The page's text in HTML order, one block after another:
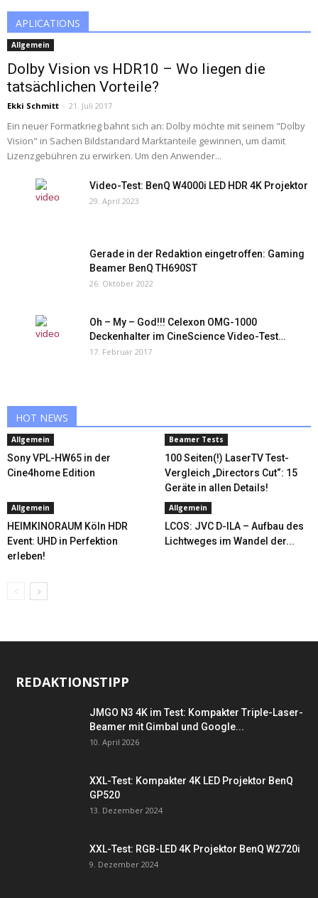
APLICATIONS
Allgemein
Dolby Vision vs HDR10 – Wo liegen die
tatsächlichen Vorteile?
Ekki Schmitt - 21. Juli 2017
Ein neuer Formatkrieg bahnt sich an: Dolby möchte mit seinem "Dolby
Vision" in Sachen Bildstandard Marktanteile gewinnen, um damit
Lizenzgebühren zu erwirken. Um den Anwender...
Video-Test: BenQ W4000i LED HDR 4K Projektor
29. April 2023
Gerade in der Redaktion eingetroffen: Gaming
Beamer BenQ TH690ST
26. Oktober 2022
Oh – My – God!!! Celexon OMG-1000
Deckenhalter im CineScience Video-Test…
17. Februar 2017
HOT NEWS
Allgemein
Sony VPL-HW65 in der
Cine4home Edition
Beamer Tests
100 Seiten(!) LaserTV Test-
Vergleich „Directors Cut“: 15
Geräte in allen Details!
Allgemein
HEIMKINORAUM Köln HDR
Event: UHD in Perfektion
erleben!
Allgemein
LCOS: JVC D-ILA – Aufbau des
Lichtweges im Wandel der...
REDAKTIONSTIPP
JMGO N3 4K im Test: Kompakter Triple-Laser-
Beamer mit Gimbal und Google...
10. April 2026
XXL-Test: Kompakter 4K LED Projektor BenQ
GP520
13. Dezember 2024
XXL-Test: RGB-LED 4K Projektor BenQ W2720i
9. Dezember 2024